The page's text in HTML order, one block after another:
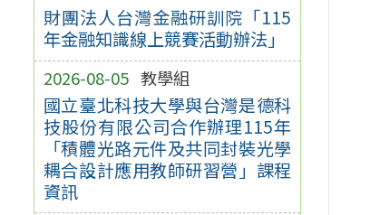
財團法人台灣金融研訓院「115
年金融知識線上競賽活動辦法」
2026-08-05 教學組
國立臺北科技大學與台灣是德科
技股份有限公司合作辦理115年
「積體光路元件及共同封裝光學
耦合設計應用教師研習營」課程
資訊